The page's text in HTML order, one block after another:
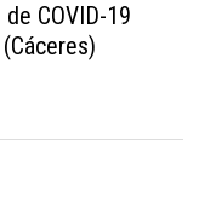
COVID-19